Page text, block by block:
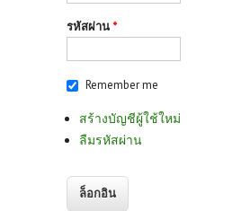
รหัสผ่าน *
Remember me
สร้างบัญชีผู้ใช้ใหม่
ลืมรหัสผ่าน